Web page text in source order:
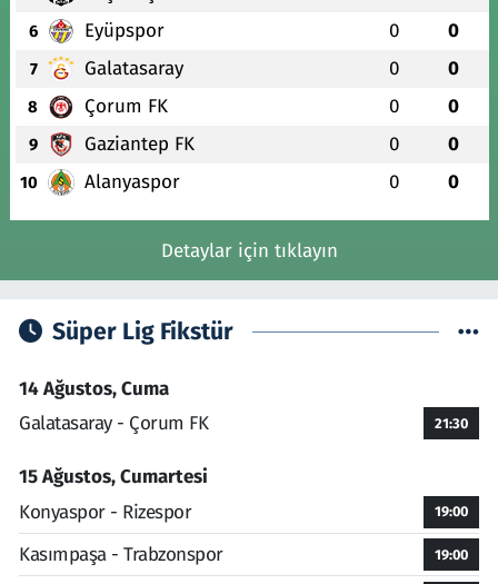
6 Eyüpspor 0 0
7 Galatasaray 0 0
8 Çorum FK 0 0
9 Gaziantep FK 0 0
10 Alanyaspor 0 0
Detaylar için tıklayın
Süper Lig Fikstür
14 Ağustos, Cuma
Galatasaray - Çorum FK
21:30
15 Ağustos, Cumartesi
Konyaspor - Rizespor
19:00
Kasımpaşa - Trabzonspor 19:00